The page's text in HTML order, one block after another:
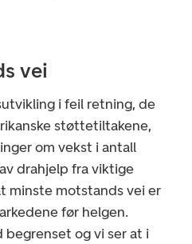
vei
i feil retning, de
støttetiltakene,
om vekst i antall
drahjelp fra viktige
minste motstands vei er
før helgen.
og vi ser at i